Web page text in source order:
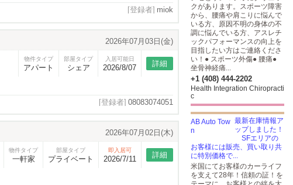
[登録者] miok
2026年07月03日(金)
物件タイプ
アパート
部屋タイプ
シェア
入居可能日
2026/8/07 詳細
[登録者] 08083074051
2026年07月02日(木)
物件タイプ
一軒家
部屋タイプ
プライベート
即入居可
2026/7/11 詳細
クがあります。スポーツ障害
から、腰痛や肩こりに悩んで
いる方、原因不明の身体の不
調に悩んでいる方、アスレチ
ックパフォーマンスの向上を
目指したい方はご連絡くださ
い！● スポーツ外傷● 腰痛●
坐骨神経痛...
+1 (408) 444-2202
Health Integration Chiropracti
c
最新在庫情報ア
ップしました！
SFエリアの
お客様には販売、買い取り共
に特別価格で...
米国にてお客様のカーライフ
を支えて28年！信頼の証！を